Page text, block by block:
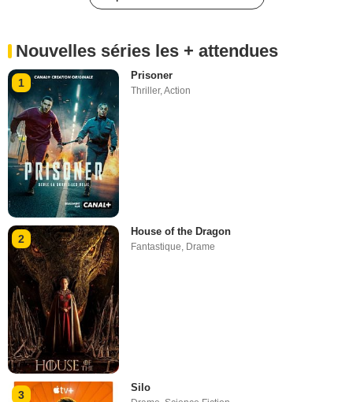
Nouvelles séries les + attendues
1
Prisoner
Thriller,Action
2
House of the Dragon
Fantastique, Drame
3
Silo